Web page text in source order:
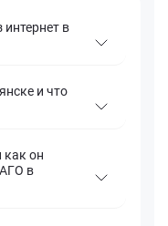
в
и что
как он
в